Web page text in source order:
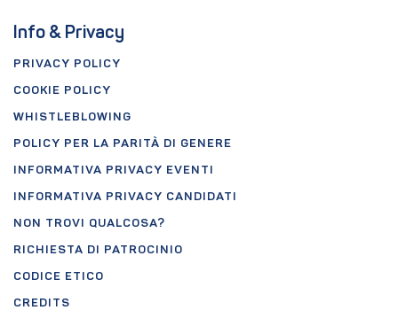
Info & Privacy
PRIVACY POLICY
COOKIE POLICY
WHISTLEBLOWING
POLICY PER LA PARITÀ DI GENERE
INFORMATIVA PRIVACY EVENTI
INFORMATIVA PRIVACY CANDIDATI
NON TROVI QUALCOSA?
RICHIESTA DI PATROCINIO
CODICE ETICO
CREDITS